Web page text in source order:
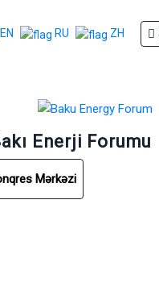
EN RU ZH
Enerji Forumu
Mərkəzi